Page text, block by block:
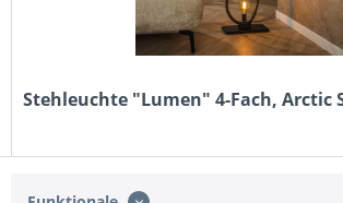
Stehleuchte "Lumen" 4-Fach, Arctic